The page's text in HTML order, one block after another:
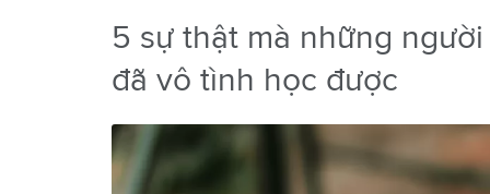
5 sự thật mà những
đã vô tình học được